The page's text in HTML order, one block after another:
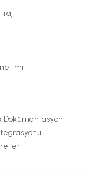
Dokümantasyon